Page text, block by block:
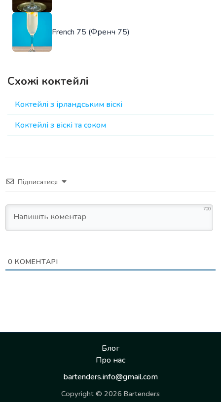
French 75 (Френч 75)
Схожі коктейлі
Коктейлі з ірландським віскі
Коктейлі з віскі та соком
Підписатися
700
0 КОМЕНТАРІ
Блог
Про нас
bartenders.info@gmail.com
Copyright © 2026 Bartenders